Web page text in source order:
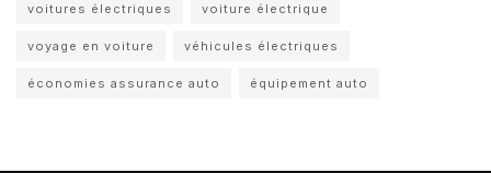
voitures électriques voiture électrique
voyage en voiture véhicules électriques
économies assurance auto équipement auto